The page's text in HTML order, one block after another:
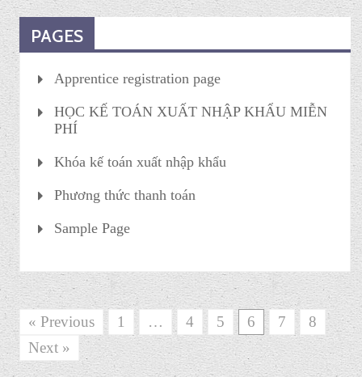
PAGES
Apprentice registration page
HỌC KẾ TOÁN XUẤT NHẬP KHẨU MIỄN
PHÍ
Khóa kế toán xuất nhập khẩu
Phương thức thanh toán
Sample Page
« Previous 1 … 4 5 6 7
8
Next »